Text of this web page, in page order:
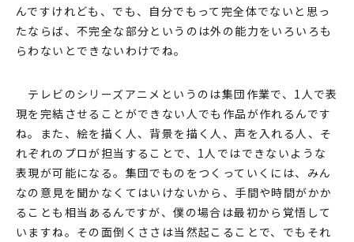
んですけれども、でも、⾃分でもって完全体でないと思っ
たならば、不完全な部分というのは外の能⼒をいろいろも
らわないとできないわけでね。
テレビのシリーズアニメというのは集団作業で、1⼈で表
現を完結させることができない⼈でも作品が作れるんです
ね。また、絵を描く⼈、背景を描く⼈、声を⼊れる⼈、そ
れぞれのプロが担当することで、1⼈ではできないような
表現が可能になる。集団でものをつくっていくには、みん
なの意⾒を聞かなくてはいけないから、⼿間や時間がかか
ることも相当あるんですが、僕の場合は最初から覚悟して
いますね。その⾯倒くささは当然起こることで、でもそれ